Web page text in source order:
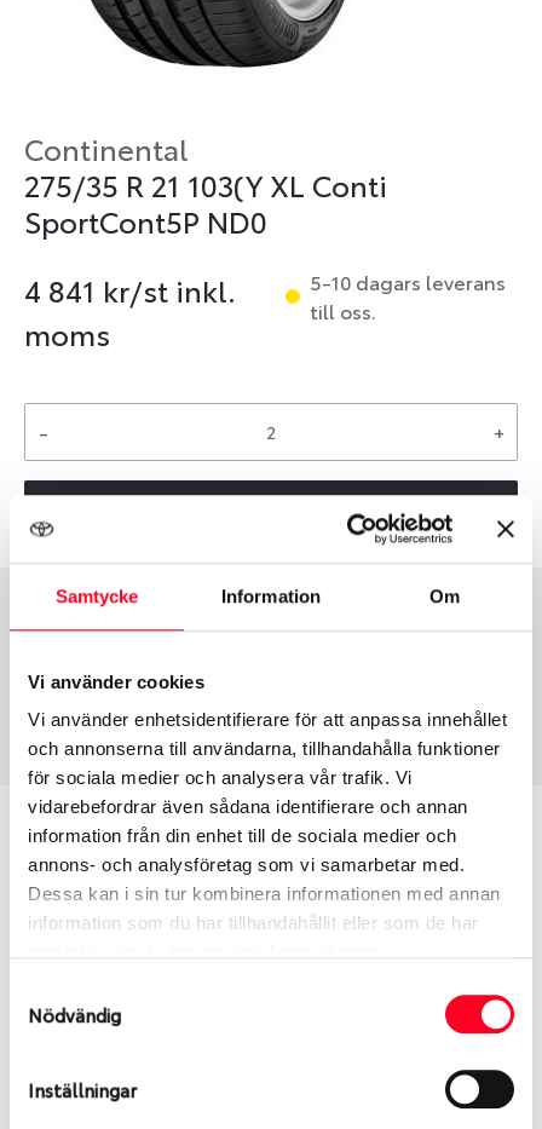
Samtycke Information Om
Vi använder cookies
Vi använder enhetsidentifierare för att anpassa innehållet
och annonserna till användarna, tillhandahålla funktioner
för sociala medier och analysera vår trafik. Vi
vidarebefordrar även sådana identifierare och annan
information från din enhet till de sociala medier och
annons- och analysföretag som vi samarbetar med.
Dessa kan i sin tur kombinera informationen med annan
information som du har tillhandahållit eller som de har
Nödvändig
Inställningar
Continental
275/35 R 21 103(Y XL Conti
SportCont5P ND0
4 841 kr/st inkl.
moms
5-10 dagars leverans
till oss.
- +
Däcktyp Däckstorlek
3319
Passar detta däck min bil?
Ange registreringsnummer för att se om det däck
du valt passar din bilmodell. Om du köper däck som
dimensioner. Ibland kan fälgen ha bytts ut under
årens lopp och inte vara samma dimension som